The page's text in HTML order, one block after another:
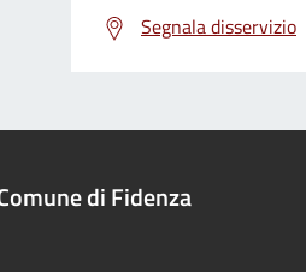
Segnala disservizio
di Fidenza